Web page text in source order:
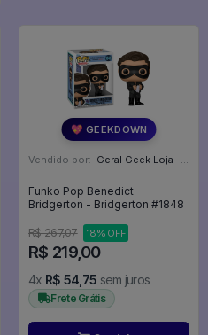
💖 GEEKDOWN
Vendido por: Geral Geek Loja - SP
Funko Pop Benedict
Bridgerton - Bridgerton #1848
R$ 267,07 18% OFF
R$ 219,00
4x R$ 54,75 sem juros
Frete Grátis